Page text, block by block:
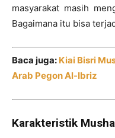
masyarakat masih
Bagaimana itu bisa
Baca juga: Kiai Bisri
Arab Pegon Al-Ibriz
Karakteristik